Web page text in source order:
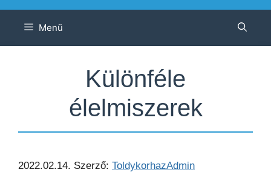
Menü
Különféle
élelmiszerek
2022.02.14. Szerző: ToldykorhazAdmin